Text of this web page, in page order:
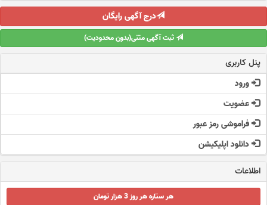
درج آگهی رایگان
ثبت آگهی متنی(بدون محدودیت)
پنل کاربری
ورود
عضویت
فراموشی رمز عبور
دانلود اپلیکیشن
اطلاعات
هر ستاره هر روز 3 هزار تومان